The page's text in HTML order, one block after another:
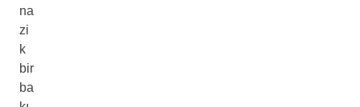
na
zi
k
bir
ba